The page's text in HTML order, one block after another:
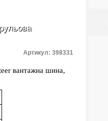
Артикул: 398331
вантажна шина,